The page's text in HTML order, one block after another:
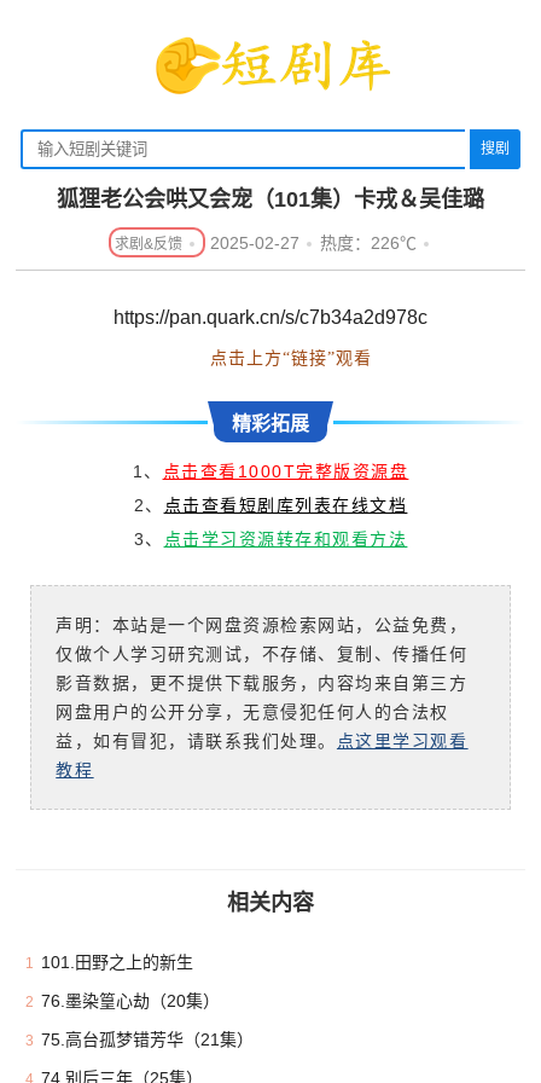
搜剧
狐狸老公会哄又会宠（101集）卡戎＆吴佳璐
2025-02-27 热度：226℃
https://pan.quark.cn/s/c7b34a2d978c
点击上方“链接”观看
精彩拓展
1、 点击查看1000T完整版资源盘
2、 点击查看短剧库列表在线文档
3、 点击学习资源转存和观看方法
声明：本站是一个网盘资源检索网站，公益免费，
仅做个人学习研究测试，不存储、复制、传播任何
影音数据，更不提供下载服务，内容均来自第三方
网盘用户的公开分享，无意侵犯任何人的合法权
益，如有冒犯，请联系我们处理。 点这里学习观看
教程
相关内容
1 101.田野之上的新生
2 76.墨染篁心劫（20集）
3 75.高台孤梦错芳华（21集）
74.别后三年（25集）